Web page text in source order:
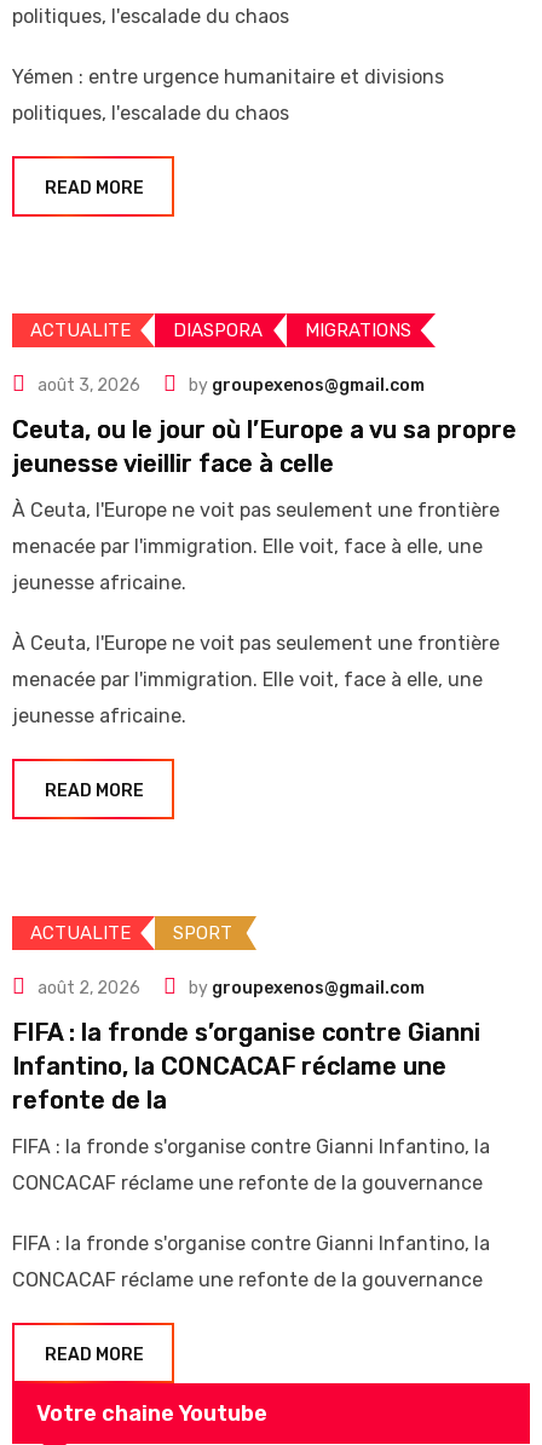
politiques, l'escalade du chaos
Yémen : entre urgence humanitaire et divisions
politiques, l'escalade du chaos
READ MORE
ACTUALITE DIASPORA MIGRATIONS
août 3, 2026 by groupexenos@gmail.com
Ceuta, ou le jour où l’Europe a vu sa propre
jeunesse vieillir face à celle
À Ceuta, l'Europe ne voit pas seulement une frontière
menacée par l'immigration. Elle voit, face à elle, une
jeunesse africaine.
À Ceuta, l'Europe ne voit pas seulement une frontière
menacée par l'immigration. Elle voit, face à elle, une
jeunesse africaine.
READ MORE
ACTUALITE SPORT
août 2, 2026 by groupexenos@gmail.com
FIFA : la fronde s’organise contre Gianni
Infantino, la CONCACAF réclame une
refonte de la
FIFA : la fronde s'organise contre Gianni Infantino, la
CONCACAF réclame une refonte de la gouvernance
FIFA : la fronde s'organise contre Gianni Infantino, la
CONCACAF réclame une refonte de la gouvernance
READ MORE
Votre chaine Youtube